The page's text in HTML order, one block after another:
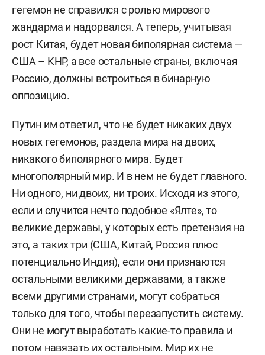
гегемон не справился с ролью мирового
жандарма и надорвался. А теперь, учитывая
рост Китая, будет новая биполярная система —
США – КНР, а все остальные страны, включая
Россию, должны встроиться в бинарную
оппозицию.
Путин им ответил, что не будет никаких двух
новых гегемонов, раздела мира на двоих,
никакого биполярного мира. Будет
многополярный мир. И в нем не будет главного.
Ни одного, ни двоих, ни троих. Исходя из этого,
если и случится нечто подобное «Ялте», то
великие державы, у которых есть претензия на
это, а таких три (США, Китай, Россия плюс
потенциально Индия), если они признаются
остальными великими державами, а также
всеми другими странами, могут собраться
только для того, чтобы перезапустить систему.
Они не могут выработать какие-то правила и
потом навязать их остальным. Мир их не